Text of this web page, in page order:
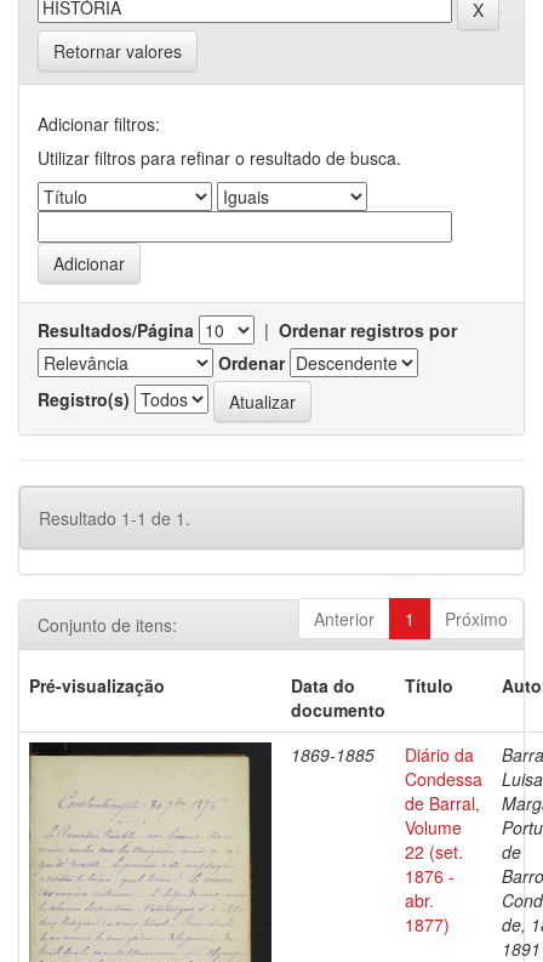
Retornar valores
Adicionar filtros:
Utilizar filtros para refinar o resultado de busca.
Resultados/Página | Ordenar registros por
Ordenar
Registro(s)
Resultado 1-1 de 1.
Anterior 1 Próximo
Conjunto de itens:
Pré-visualização
Data do
documento
Título
1869-1885
Diário da
Condessa
de Barral,
Volume
22 (set.
1876 -
abr.
1877)
Luisa
de
de,
1891